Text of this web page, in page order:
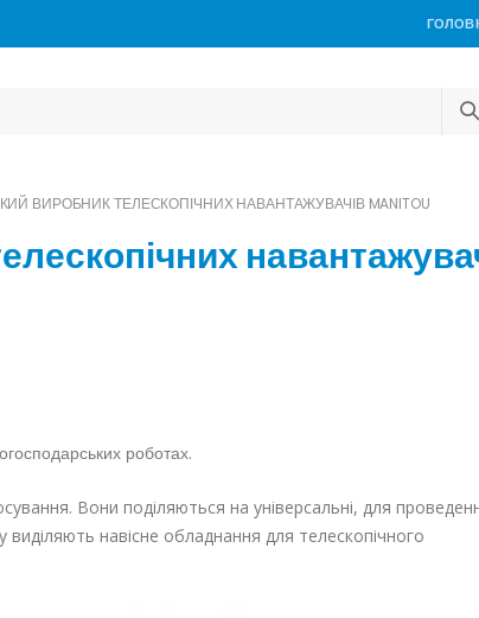
ВИРОБНИК ТЕЛЕСКОПІЧНИХ НАВАНТАЖУВАЧІВ MANITOU
роботах.
Вони поділяються на універсальні, для
виділяють навісне обладнання для телескопічного